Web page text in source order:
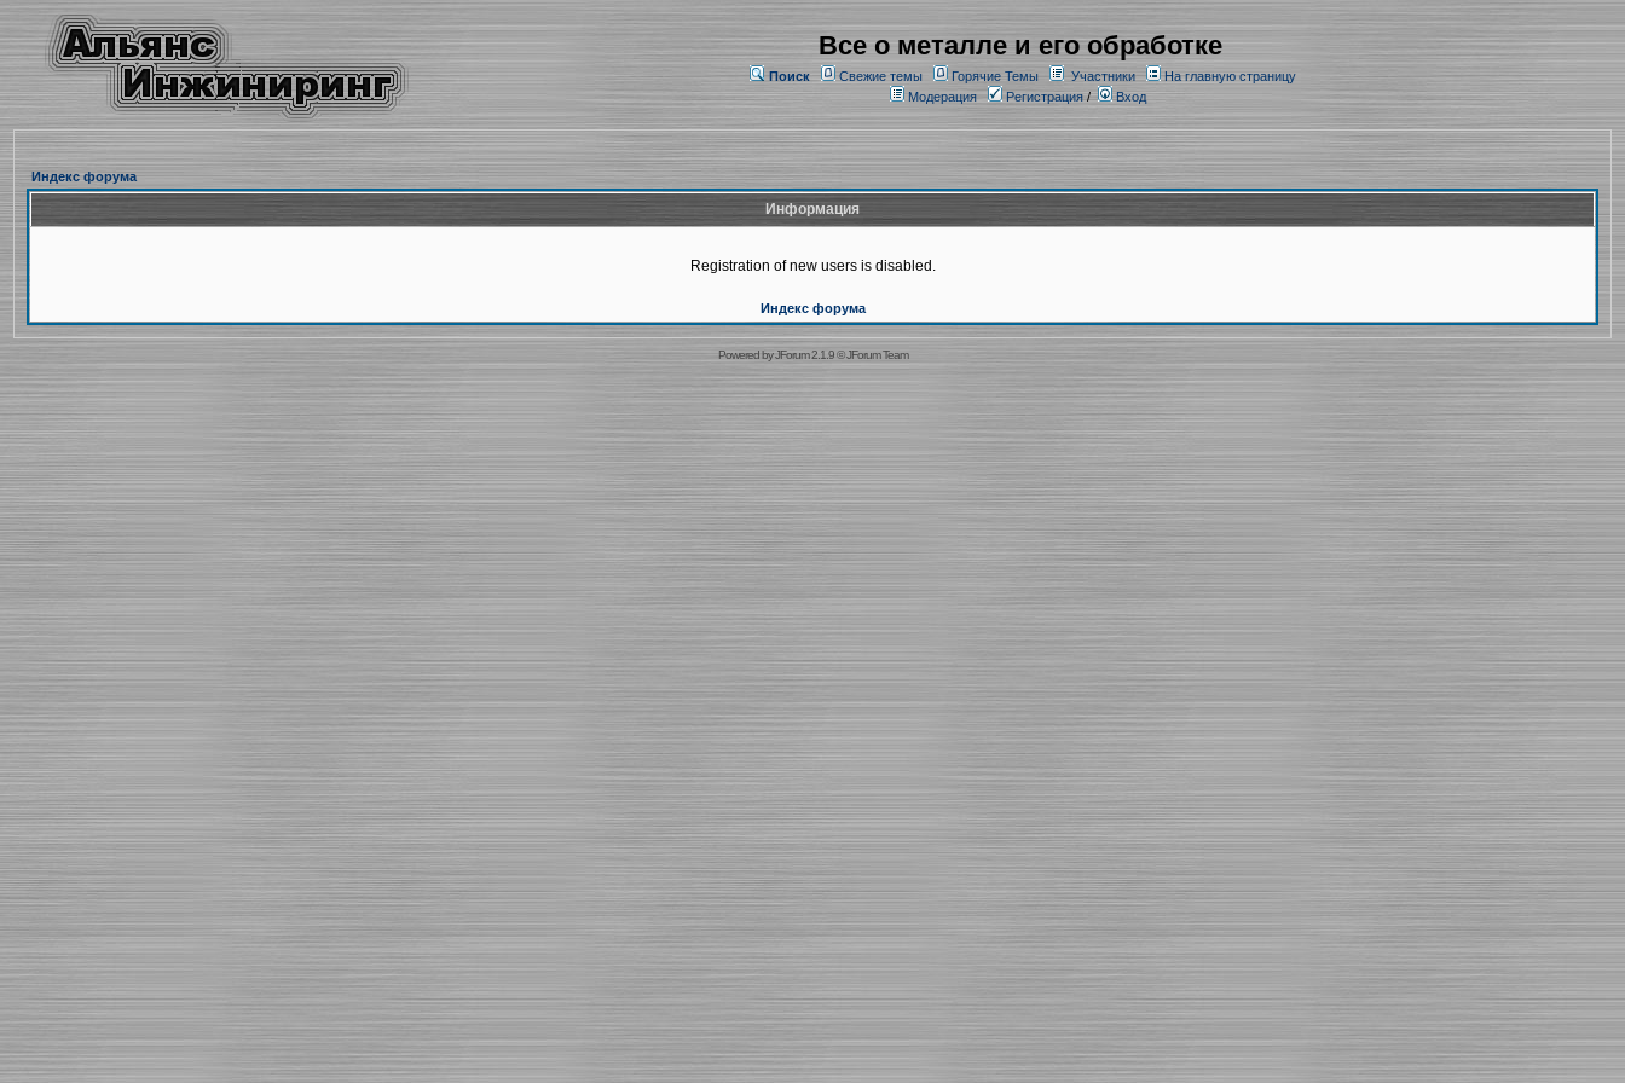
Все о металле и его обработке
Поиск Свежие темы Горячие Темы Участники
На главную страницу
Модерация
Регистрация/ Вход
Индекс форума
Информация
Registration of new users is disabled.
Индекс форума
Powered byJForum 2.1.9©JForum Team